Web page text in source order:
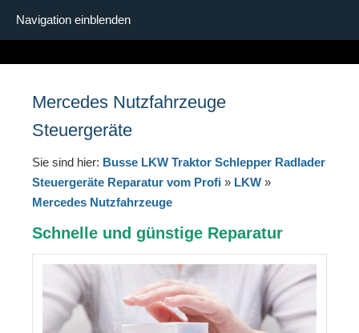
Navigation einblenden
Mercedes Nutzfahrzeuge
Steuergeräte
Sie sind hier: Busse LKW Traktor Schlepper Radlader
Steuergeräte Reparatur vom Profi » LKW »
Mercedes Nutzfahrzeuge
Schnelle und günstige Reparatur